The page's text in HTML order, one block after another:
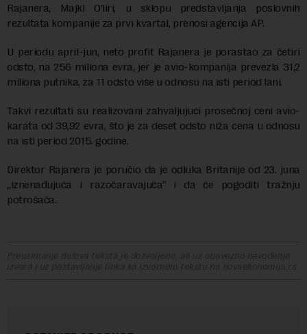
Rajanera, Majkl O’liri, u sklopu predstavljanja poslovnih
rezultata kompanije za prvi kvartal, prenosi agencija AP.
U periodu april-jun, neto profit Rajanera je porastao za četiri
odsto, na 256 miliona evra, jer je avio-kompanija prevezla 31,2
miliona putnika, za 11 odsto više u odnosu na isti period lani.
Takvi rezultati su realizovani zahvaljujući prosečnoj ceni avio-
karata od 39,92 evra, što je za deset odsto niža cena u odnosu
na isti period 2015. godine.
Direktor Rajanera je poručio da je odluka Britanije od 23. juna
„iznenađujuća i razočaravajuća“ i da će pogoditi tražnju
potrošača.
Preuzimanje delova teksta je dozvoljeno, ali uz obavezno navođenje
izvora i uz postavljanje linka ka izvornom tekstu na novaekonomija.rs